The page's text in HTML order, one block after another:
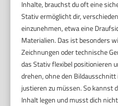
Inhalte, brauchst du oft eine
Stativ ermöglicht dir,
einzunehmen, etwa eine
Materialien. Das ist besonders
Zeichnungen oder technische
das Stativ flexibel positionieren
drehen, ohne den
justieren zu müssen. So kannst
Inhalt legen und musst dich